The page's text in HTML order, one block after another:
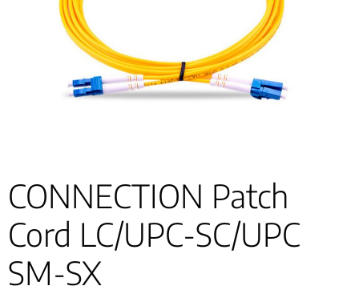
CONNECTION Patch
Cord LC/UPC-SC/UPC
SM-SX